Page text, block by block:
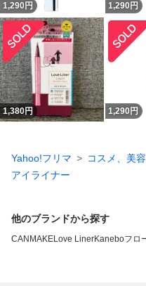
1,290 円 1,290 円
1,380円 1,290 円
Yahoo!フリマ コスメ、美
アイライナー
他のブランドから探す
CANMAKELove LinerKaneboフロ